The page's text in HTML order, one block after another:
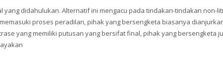
didahulukan. Alternatif ini mengacu pada tindakan-tindakan non-
proses peradilan, pihak yang bersengketa biasanya
yang memiliki putusan yang bersifat final, pihak yang bersengketa